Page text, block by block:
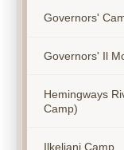
Governors'
Governors' Il
Hemingways
Camp)
Ilkeliani Camp